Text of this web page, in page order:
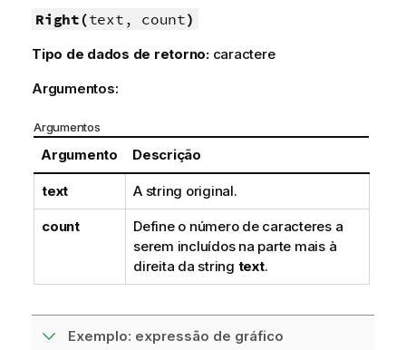
Right(text, count)
Tipo de dados de retorno: caractere
Argumentos:
Argumentos
Argumento Descrição
text A string original.
count
Define o número de caracteres a
serem incluídos na parte mais à
direita da string text.
Exemplo: expressão de gráfico